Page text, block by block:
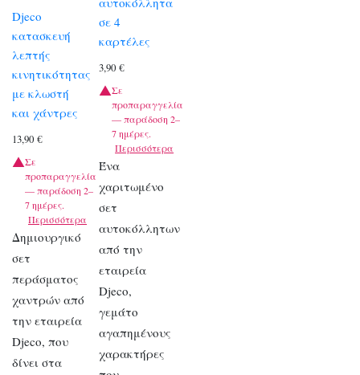
Djeco
κατασκευή
λεπτής
κινητικότητας
με κλωστή
και χάντρες
13,90 €
Σε
προπαραγγελία
— παράδοση 2–
7 ημέρες.
Περισσότερα
Δημιουργικό
σετ
περάσματος
χαντρών από
την εταιρεία
Djeco, που
δίνει στα
σε 4
καρτέλες
3,90€
Σε
προπαραγγελία
— παράδοση 2–
7 ημέρες.
Περισσότερα
Ένα
χαριτωμένο
σετ
αυτοκόλλητων
από την
εταιρεία
Djeco,
γεμάτο
αγαπημένους
χαρακτήρες